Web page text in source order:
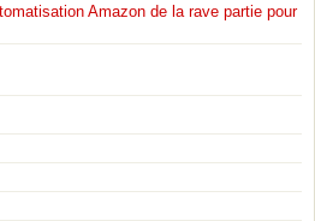
Amazon de la rave partie pour